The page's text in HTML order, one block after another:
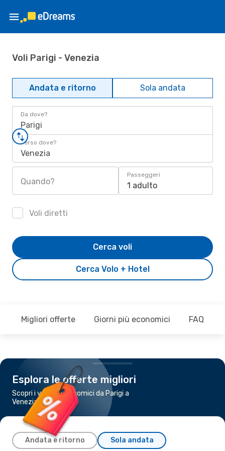
Voli Parigi - Venezia
Andata e ritorno Sola andata
Da dove?
Parigi
Verso dove?
Venezia
Quando?
Passeggeri
1 adulto
Voli diretti
Cerca Volo + Hotel
Cerca voli
Migliori offerte Giorni più economici FAQ
Esplora le offerte migliori
Scopri i voli più economici da Parigi a
Venezia
Andata e ritorno Sola andata